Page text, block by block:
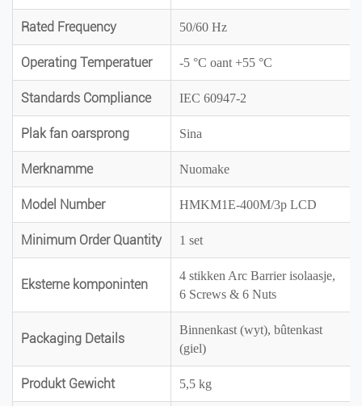
Rated Frequency 50/60 Hz
Operating Temperatuer -5 °C oant +55 °C
Standards Compliance IEC 60947-2
Plak fan oarsprong Sina
Merknamme Nuomake
Model Number HMKM1E-400M/3p LCD
Minimum Order Quantity 1 set
Eksterne komponinten
4 stikken Arc Barrier isolaasje,
6 Screws & 6 Nuts
Packaging Details
Binnenkast (wyt), bûtenkast
(giel)
Produkt Gewicht 5,5 kg